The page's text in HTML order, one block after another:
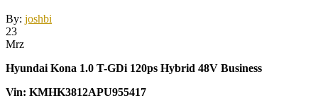
By: joshbi
23
Mrz
Hyundai Kona 1.0 T-GDi 120ps Hybrid 48V Business
Vin: KMHK3812APU955417